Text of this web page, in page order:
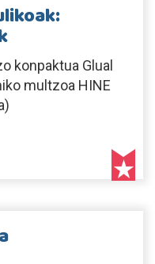
konpaktua Glual
multzoa HINE